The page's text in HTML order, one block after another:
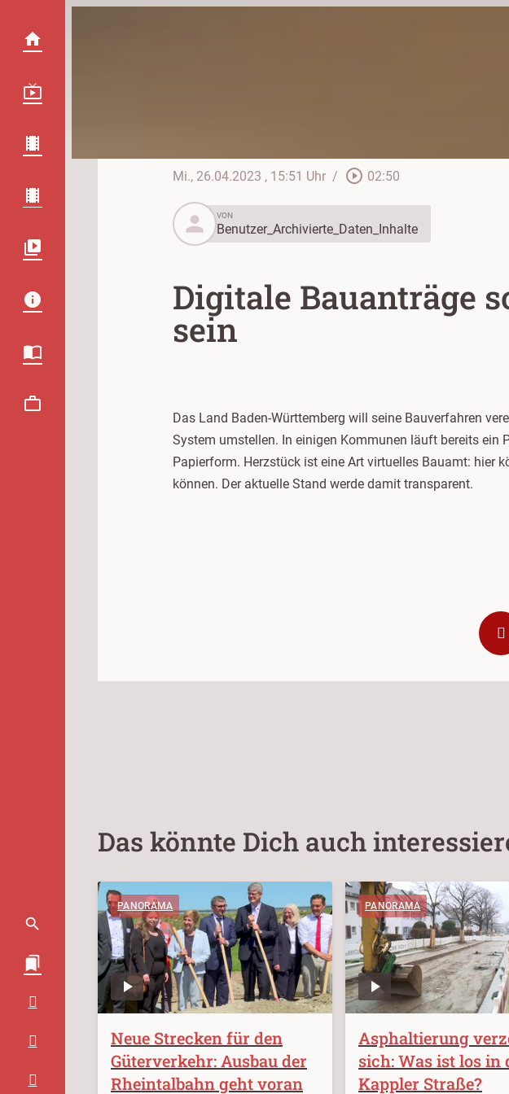
Mi., 26.04.2023 , 15:51 Uhr / play_circle_outline 02:50
person
VON
Benutzer_Archivierte_Daten_Inhalte
Digitale Bauanträge
sein
Das Land Baden-Württemberg will seine Bauverfahren
System umstellen. In einigen Kommunen läuft bereits ein
Papierform. Herzstück ist eine Art virtuelles Bauamt: hier
können. Der aktuelle Stand werde damit transparent.
Das könnte Dich auch
PANORAMA
Neue Strecken für den
Güterverkehr: Ausbau der
Rheintalbahn geht voran
PANORAMA
Asphaltierung
sich: Was ist los in
Kappler Straße?